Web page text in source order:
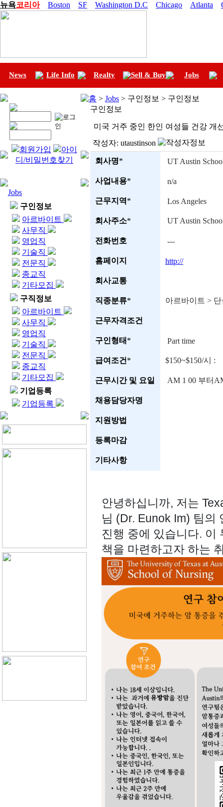
뉴욕코리아 Boston SF Washington D.C Chicago Atlanta
News Life Info Realty Sell & Buy Jobs
회원가입
아이
디/비밀번호찾기
Jobs
구인정보
아르바이트
사무직
영업직
기술직
전문직
종교직
기타모집
구직정보
아르바이트
사무직
영업직
기술직
전문직
종교직
기타모집
기업등록
기업등록
홈 > Jobs > 구인정보 > 구인정보
구인정보
미국 거주 중인 한인 여성들 건강 개
작성자: utaustinson
회사명* UT Austin
사업내용* n/a
근무지역* Los Angeles
회사주소* UT Austin
전화번호 ---
홈페이지 http://
회사교통
직종분류* 아르바이트 >
근무자격조건
구인형태 * Part time
급여조건 * $150~$150/시 :
근무시간 및 요일 AM 1 00 부터
채용담당자명
지원방법
등록마감
기타사항
안녕하십니까, 저는
님 (Dr. Eunok Im) 팀의
진행 중에 있습니다. 이
책을 마련하고자 하는